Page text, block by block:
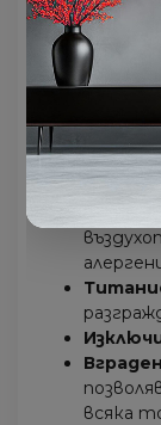
големи
бързо
по-
всяка